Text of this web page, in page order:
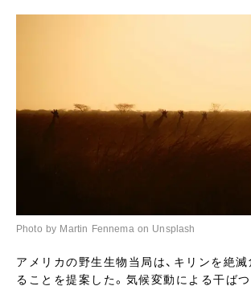
Photo by Martin Fennema on Unsplash
アメリカの野生生物当局は、キリンを絶
ることを提案した。気候変動による干ばつ